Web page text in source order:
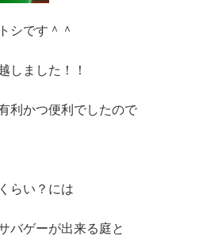
シです＾＾
しました！！
利かつ便利でしたので
らい？には
バゲーが出来る庭と